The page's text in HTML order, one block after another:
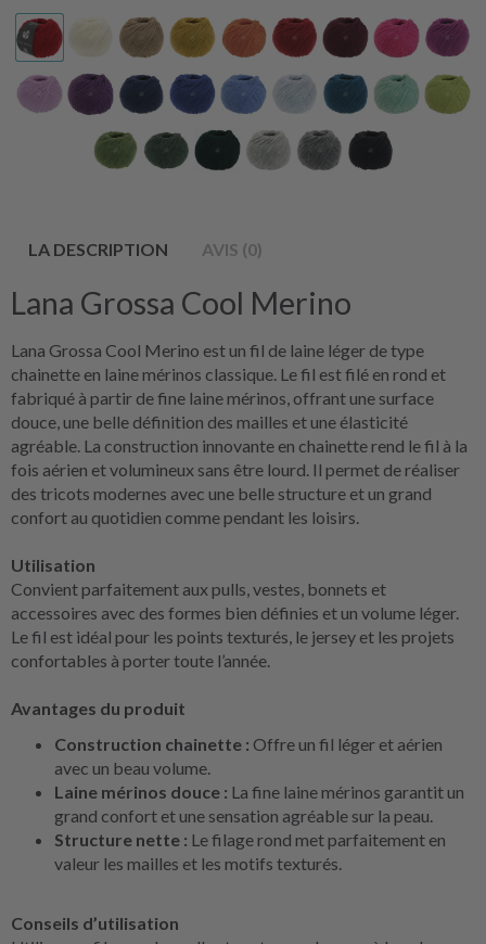
LA DESCRIPTION AVIS (0)
Lana Grossa Cool Merino
Lana Grossa Cool Merino est un fil de laine léger de type
chainette en laine mérinos classique. Le fil est filé en rond et
fabriqué à partir de fine laine mérinos, offrant une surface
douce, une belle définition des mailles et une élasticité
agréable. La construction innovante en chainette rend le fil à la
fois aérien et volumineux sans être lourd. Il permet de réaliser
des tricots modernes avec une belle structure et un grand
confort au quotidien comme pendant les loisirs.
Utilisation
Convient parfaitement aux pulls, vestes, bonnets et
accessoires avec des formes bien définies et un volume léger.
Le fil est idéal pour les points texturés, le jersey et les projets
confortables à porter toute l’année.
Avantages du produit
Construction chainette : Offre un fil léger et aérien
avec un beau volume.
Laine mérinos douce : La fine laine mérinos garantit un
grand confort et une sensation agréable sur la peau.
Structure nette : Le filage rond met parfaitement en
valeur les mailles et les motifs texturés.
Conseils d’utilisation